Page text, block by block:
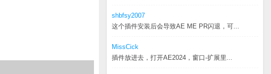
shbfsy2007
这个插件安装后会导致AE ME PR闪退，可...
MissCick
插件放进去，打开AE2024，窗口-扩展里...